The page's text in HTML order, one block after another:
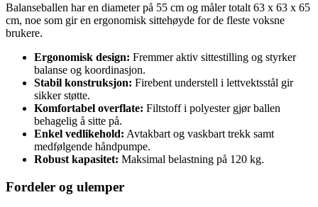
Balanseballen har en diameter på 55 cm og måler totalt 63 x 63 x 65
cm, noe som gir en ergonomisk sittehøyde for de fleste voksne
brukere.
Ergonomisk design: Fremmer aktiv sittestilling og styrker
balanse og koordinasjon.
Stabil konstruksjon: Firebent understell i lettvektsstål gir
sikker støtte.
Komfortabel overflate: Filtstoff i polyester gjør ballen
behagelig å sitte på.
Enkel vedlikehold: Avtakbart og vaskbart trekk samt
medfølgende håndpumpe.
Robust kapasitet: Maksimal belastning på 120 kg.
Fordeler og ulemper